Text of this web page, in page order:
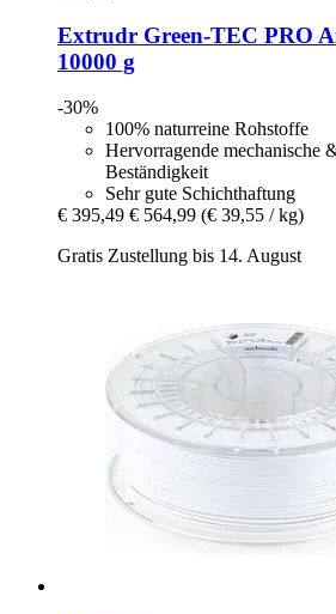
Extrudr Green-​TEC PRO
10000 g
-30%
100% naturreine Rohstoffe
Hervorragende mechanische
Beständigkeit
Sehr gute Schichthaftung
€ 395,49 € 564,99 (€ 39,55 / kg)
Gratis Zustellung bis 14. August